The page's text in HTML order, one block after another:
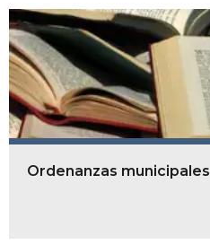
Ordenanzas municipales